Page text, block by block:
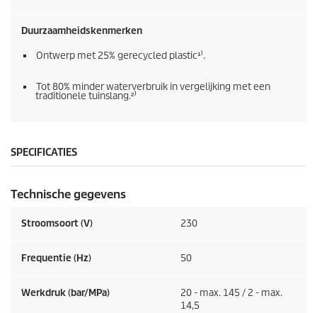
Duurzaamheidskenmerken
Ontwerp met 25% gerecycled plastic¹⁾.
Tot 80% minder waterverbruik in vergelijking met een
traditionele tuinslang.²⁾
SPECIFICATIES
Technische gegevens
Stroomsoort (V) 230
Frequentie (Hz) 50
Werkdruk (bar/MPa)
20 - max. 145 / 2 - max.
14,5